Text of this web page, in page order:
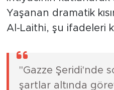
Yaşanan dramatik
Al-Laithi, şu ifadeleri
"Gazze Şeridi'nde
şartlar altında